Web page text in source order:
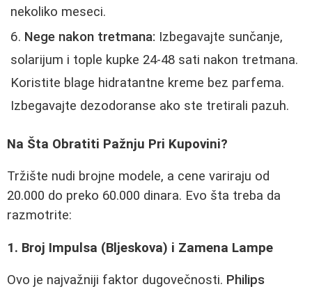
nekoliko meseci.
Nege nakon tretmana: Izbegavajte sunčanje,
solarijum i tople kupke 24-48 sati nakon tretmana.
Koristite blage hidratantne kreme bez parfema.
Izbegavajte dezodoranse ako ste tretirali pazuh.
Na Šta Obratiti Pažnju Pri Kupovini?
Tržište nudi brojne modele, a cene variraju od
20.000 do preko 60.000 dinara. Evo šta treba da
razmotrite:
1. Broj Impulsa (Bljeskova) i Zamena Lampe
Ovo je najvažniji faktor dugovečnosti. Philips